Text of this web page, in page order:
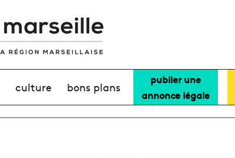
culture bons plans
publier une
annonce légale